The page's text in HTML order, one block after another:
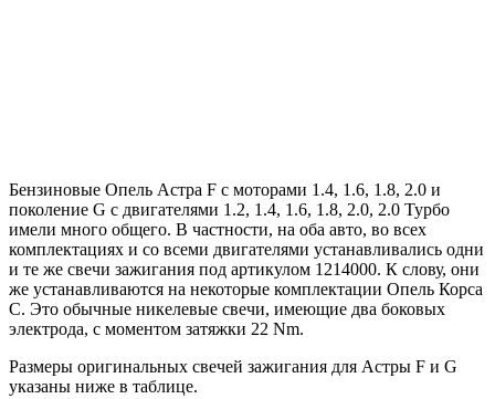
Бензиновые Опель Астра F с моторами 1.4, 1.6, 1.8, 2.0 и
поколение G с двигателями 1.2, 1.4, 1.6, 1.8, 2.0, 2.0 Турбо
имели много общего. В частности, на оба авто, во всех
комплектациях и со всеми двигателями устанавливались одни
и те же свечи зажигания под артикулом 1214000. К слову, они
же устанавливаются на некоторые комплектации Опель Корса
C. Это обычные никелевые свечи, имеющие два боковых
электрода, с моментом затяжки 22 Nm.
Размеры оригинальных свечей зажигания для Астры F и G
указаны ниже в таблице.